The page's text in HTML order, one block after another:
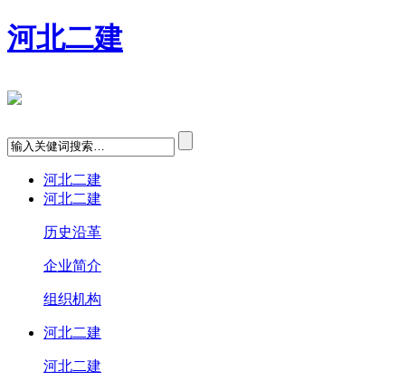
河北二建
河北二建
河北二建
历史沿革
企业简介
组织机构
河北二建
河北二建